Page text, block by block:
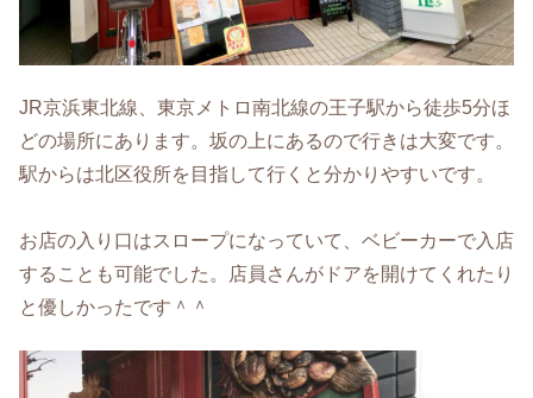
JR京浜東北線、東京メトロ南北線の王子駅から徒歩5分ほ
どの場所にあります。坂の上にあるので行きは大変です。
駅からは北区役所を目指して行くと分かりやすいです。
お店の入り口はスロープになっていて、ベビーカーで入店
することも可能でした。店員さんがドアを開けてくれたり
と優しかったです＾＾